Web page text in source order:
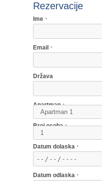
Rezervacije
Ime *
Email *
Država
Apartman *
Broj osoba *
Datum dolaska *
Datum odlaska *